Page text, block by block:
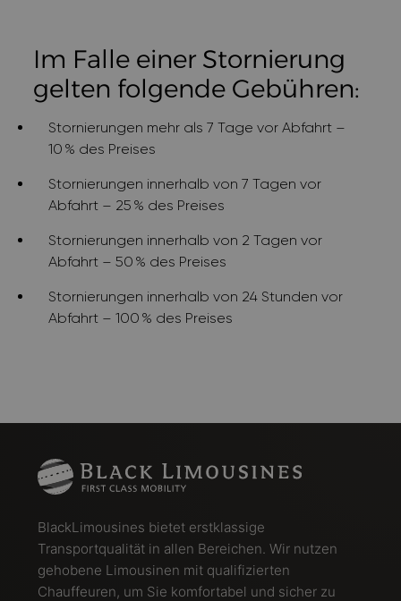
Im Falle einer Stornierung
gelten folgende Gebühren:
Stornierungen mehr als 7 Tage vor Abfahrt –
10 % des Preises
Stornierungen innerhalb von 7 Tagen vor
Abfahrt – 25 % des Preises
Stornierungen innerhalb von 2 Tagen vor
Abfahrt – 50 % des Preises
Stornierungen innerhalb von 24 Stunden vor
Abfahrt – 100 % des Preises
BlackLimousines bietet erstklassige
Transportqualität in allen Bereichen. Wir nutzen
gehobene Limousinen mit qualifizierten
Chauffeuren, um Sie komfortabel und sicher zu